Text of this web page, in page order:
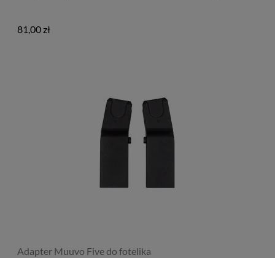
81,00 zł
Adapter Muuvo Five do fotelika